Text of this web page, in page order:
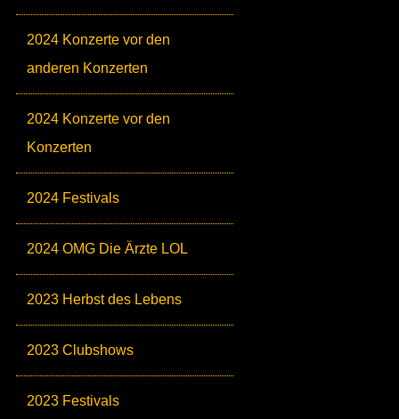
2024 Konzerte vor den
anderen Konzerten
2024 Konzerte vor den
Konzerten
2024 Festivals
2024 OMG Die Ärzte LOL
2023 Herbst des Lebens
2023 Clubshows
2023 Festivals